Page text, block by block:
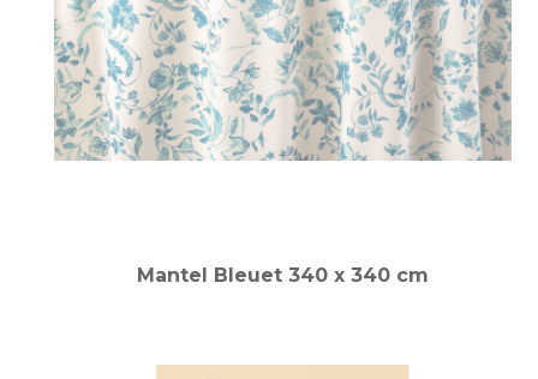
Mantel Bleuet 340 x 340 cm